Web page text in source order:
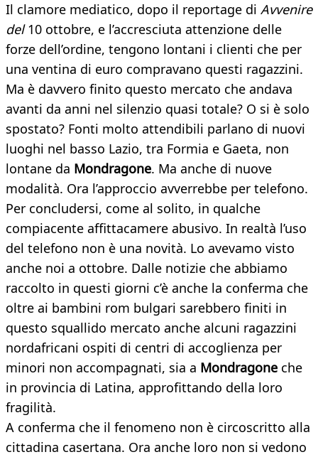
Il clamore mediatico, dopo il reportage di Avvenire
del10 ottobre, e l’accresciuta attenzione delle
forze dell’ordine, tengono lontani i clienti che per
una ventina di euro compravano questi ragazzini.
Ma è davvero finito questo mercato che andava
avanti da anni nel silenzio quasi totale? O si è solo
spostato? Fonti molto attendibili parlano di nuovi
luoghi nel basso Lazio, tra Formia e Gaeta, non
lontane da Mondragone. Ma anche di nuove
modalità. Ora l’approccio avverrebbe per telefono.
Per concludersi, come al solito, in qualche
compiacente affittacamere abusivo. In realtà l’uso
del telefono non è una novità. Lo avevamo visto
anche noi a ottobre. Dalle notizie che abbiamo
raccolto in questi giorni c’è anche la conferma che
oltre ai bambini rom bulgari sarebbero finiti in
questo squallido mercato anche alcuni ragazzini
nordafricani ospiti di centri di accoglienza per
minori non accompagnati, sia a Mondragone che
in provincia di Latina, approfittando della loro
fragilità.
A conferma che il fenomeno non è circoscritto alla
cittadina casertana. Ora anche loro non si vedono